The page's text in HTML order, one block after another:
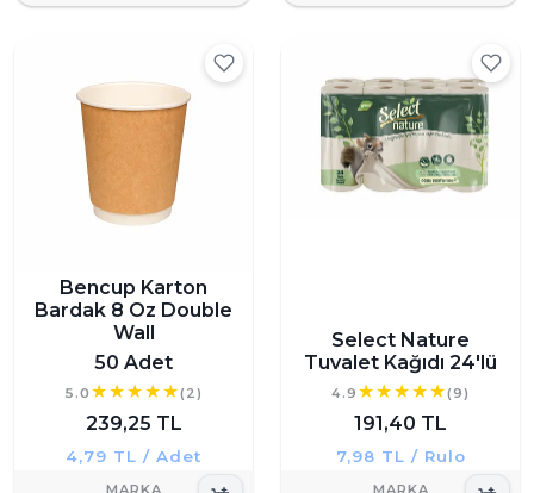
Bencup Karton
Bardak 8 Oz Double
Wall
50 Adet
5.0 (2)
239,25 TL
4,79 TL / Adet
Select Nature
Tuvalet Kağıdı 24'lü
4.9 (9)
191,40 TL
7,98 TL / Rulo